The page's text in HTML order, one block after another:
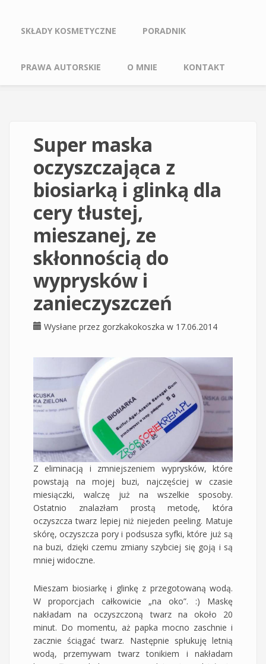
SKŁADY KOSMETYCZNE PORADNIK
PRAWA AUTORSKIE O MNIE KONTAKT
Super maska
oczyszczająca z
biosiarką i glinką dla
cery tłustej,
mieszanej, ze
skłonnością do
wyprysków i
zanieczyszczeń
Wysłane przez gorzkakokoszka w 17.06.2014
Z eliminacją i zmniejszeniem wyprysków, które
powstają na mojej buzi, najczęściej w czasie
miesiączki, walczę już na wszelkie sposoby.
Ostatnio znalazłam prostą metodę, która
oczyszcza twarz lepiej niż niejeden peeling. Matuje
skórę, oczyszcza pory i podsusza syfki, które już są
na buzi, dzięki czemu zmiany szybciej się goją i są
mniej widoczne.
Mieszam biosiarkę i glinkę z przegotowaną wodą.
W proporcjach całkowicie „na oko”. :) Maskę
nakładam na oczyszczoną twarz na około 20
minut. Do momentu, aż papka mocno zaschnie i
zacznie ściągać twarz. Następnie spłukuję letnią
wodą, przemywam twarz tonikiem i nakładam